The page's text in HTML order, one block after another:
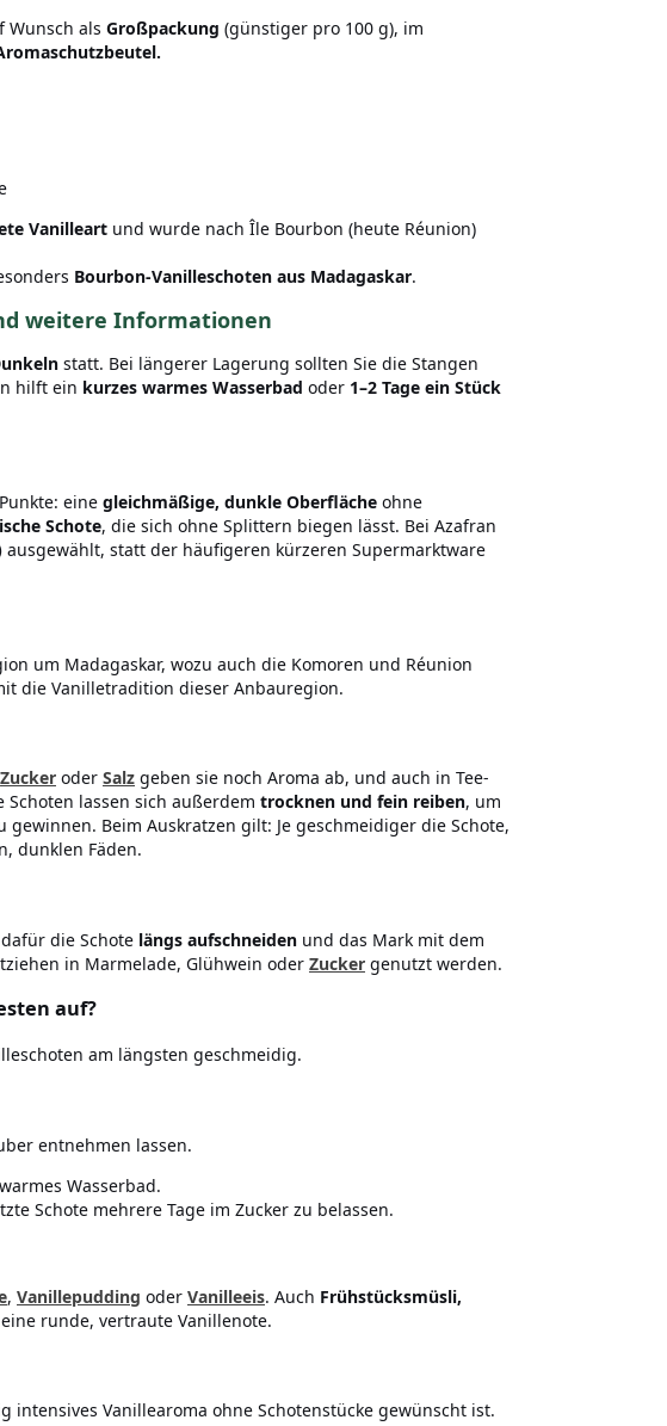
Wunsch als Großpackung (günstiger pro 100 g), im
Vanilleart und wurde nach Île Bourbon (heute Réunion)
Bourbon-Vanilleschoten aus Madagaskar.
weitere Informationen
statt. Bei längerer Lagerung sollten Sie die Stangen
hilft ein kurzes warmes Wasserbad oder 1–2 Tage ein Stück
eine gleichmäßige, dunkle Oberfläche ohne
Schote, die sich ohne Splittern biegen lässt. Bei Azafran
ausgewählt, statt der häufigeren kürzeren Supermarktware
um Madagaskar, wozu auch die Komoren und Réunion
die Vanilletradition dieser Anbauregion.
Zucker oder Salz geben sie noch Aroma ab, und auch in Tee-
lassen sich außerdem trocknen und fein reiben, um
Beim Auskratzen gilt: Je geschmeidiger die Schote,
dunklen Fäden.
die Schote längs aufschneiden und das Mark mit dem
in Marmelade, Glühwein oder Zucker genutzt werden.
auf?
am längsten geschmeidig.
entnehmen lassen.
Wasserbad.
Schote mehrere Tage im Zucker zu belassen.
, Vanillepudding oder Vanilleeis. Auch Frühstücksmüsli,
runde, vertraute Vanillenote.
Vanillearoma ohne Schotenstücke gewünscht ist.